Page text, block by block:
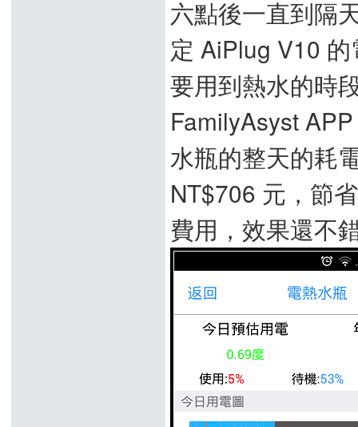
六點後一直到隔
定 AiPlug V10
要用到熱水的時
FamilyAsyst
水瓶的整天的耗
NT$706 元，節
費用，效果還不